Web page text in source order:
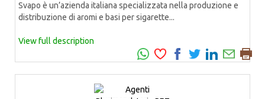
Svapo è un’azienda italiana specializzata nella produzione e
distribuzione di aromi e basi per sigarette...
View full description